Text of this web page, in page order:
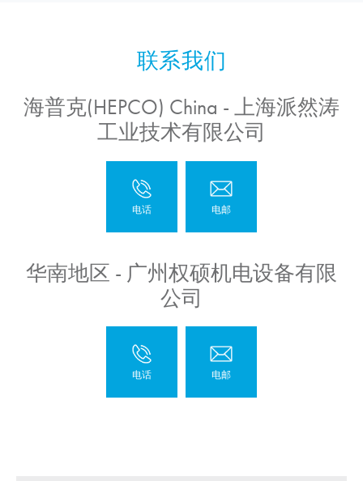
海普克(HEPCO) China - 上海派然涛
工业技术有限公司
华南地区 - 广州权硕机电设备有限
公司